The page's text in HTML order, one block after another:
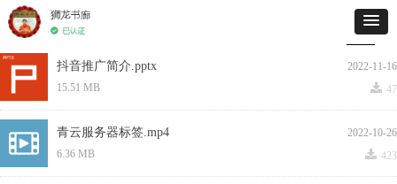
2022-11-16
抖音推广简介.pptx
끂 47
15.51 MB
2022-10-26
青云服务器标签.mp4
끂 423
6.36 MB